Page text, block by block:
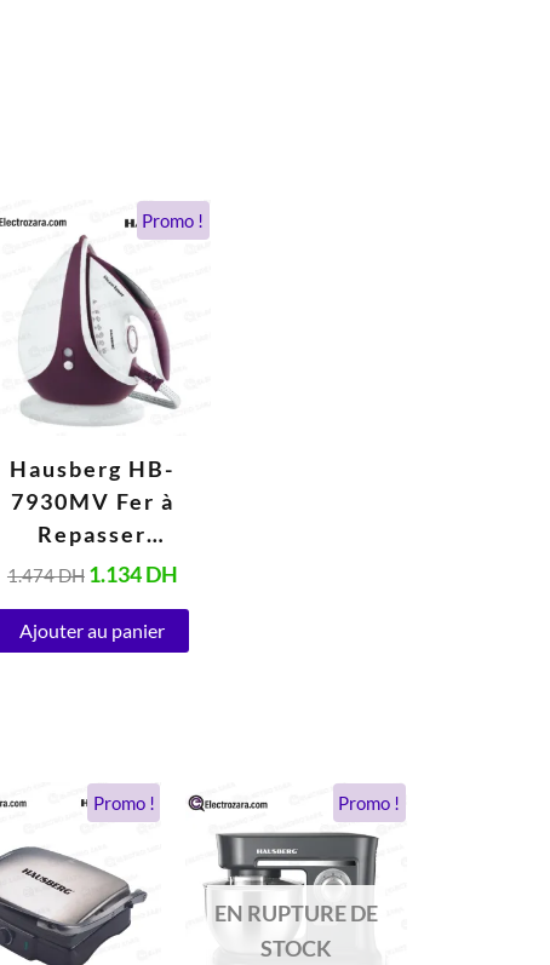
Promo !
Hausberg HB-
7930MV Fer à
Repasser
Electrique 1,2
2400W)
1.474DH
prix
initial
était :
1.474 DH.
1.134DH
Le
prix
Ajouter au panier
Promo !
initial
était :
962 DH.
Le
prix
est :
448 DH.
Promo !
EN RUPTURE DE
STOCK
prix
était :
1.038 DH.
Le
prix
actuel
est :
694 DH.